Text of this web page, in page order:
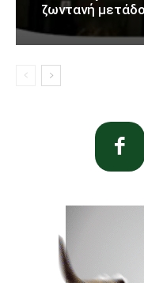
ζωντανή